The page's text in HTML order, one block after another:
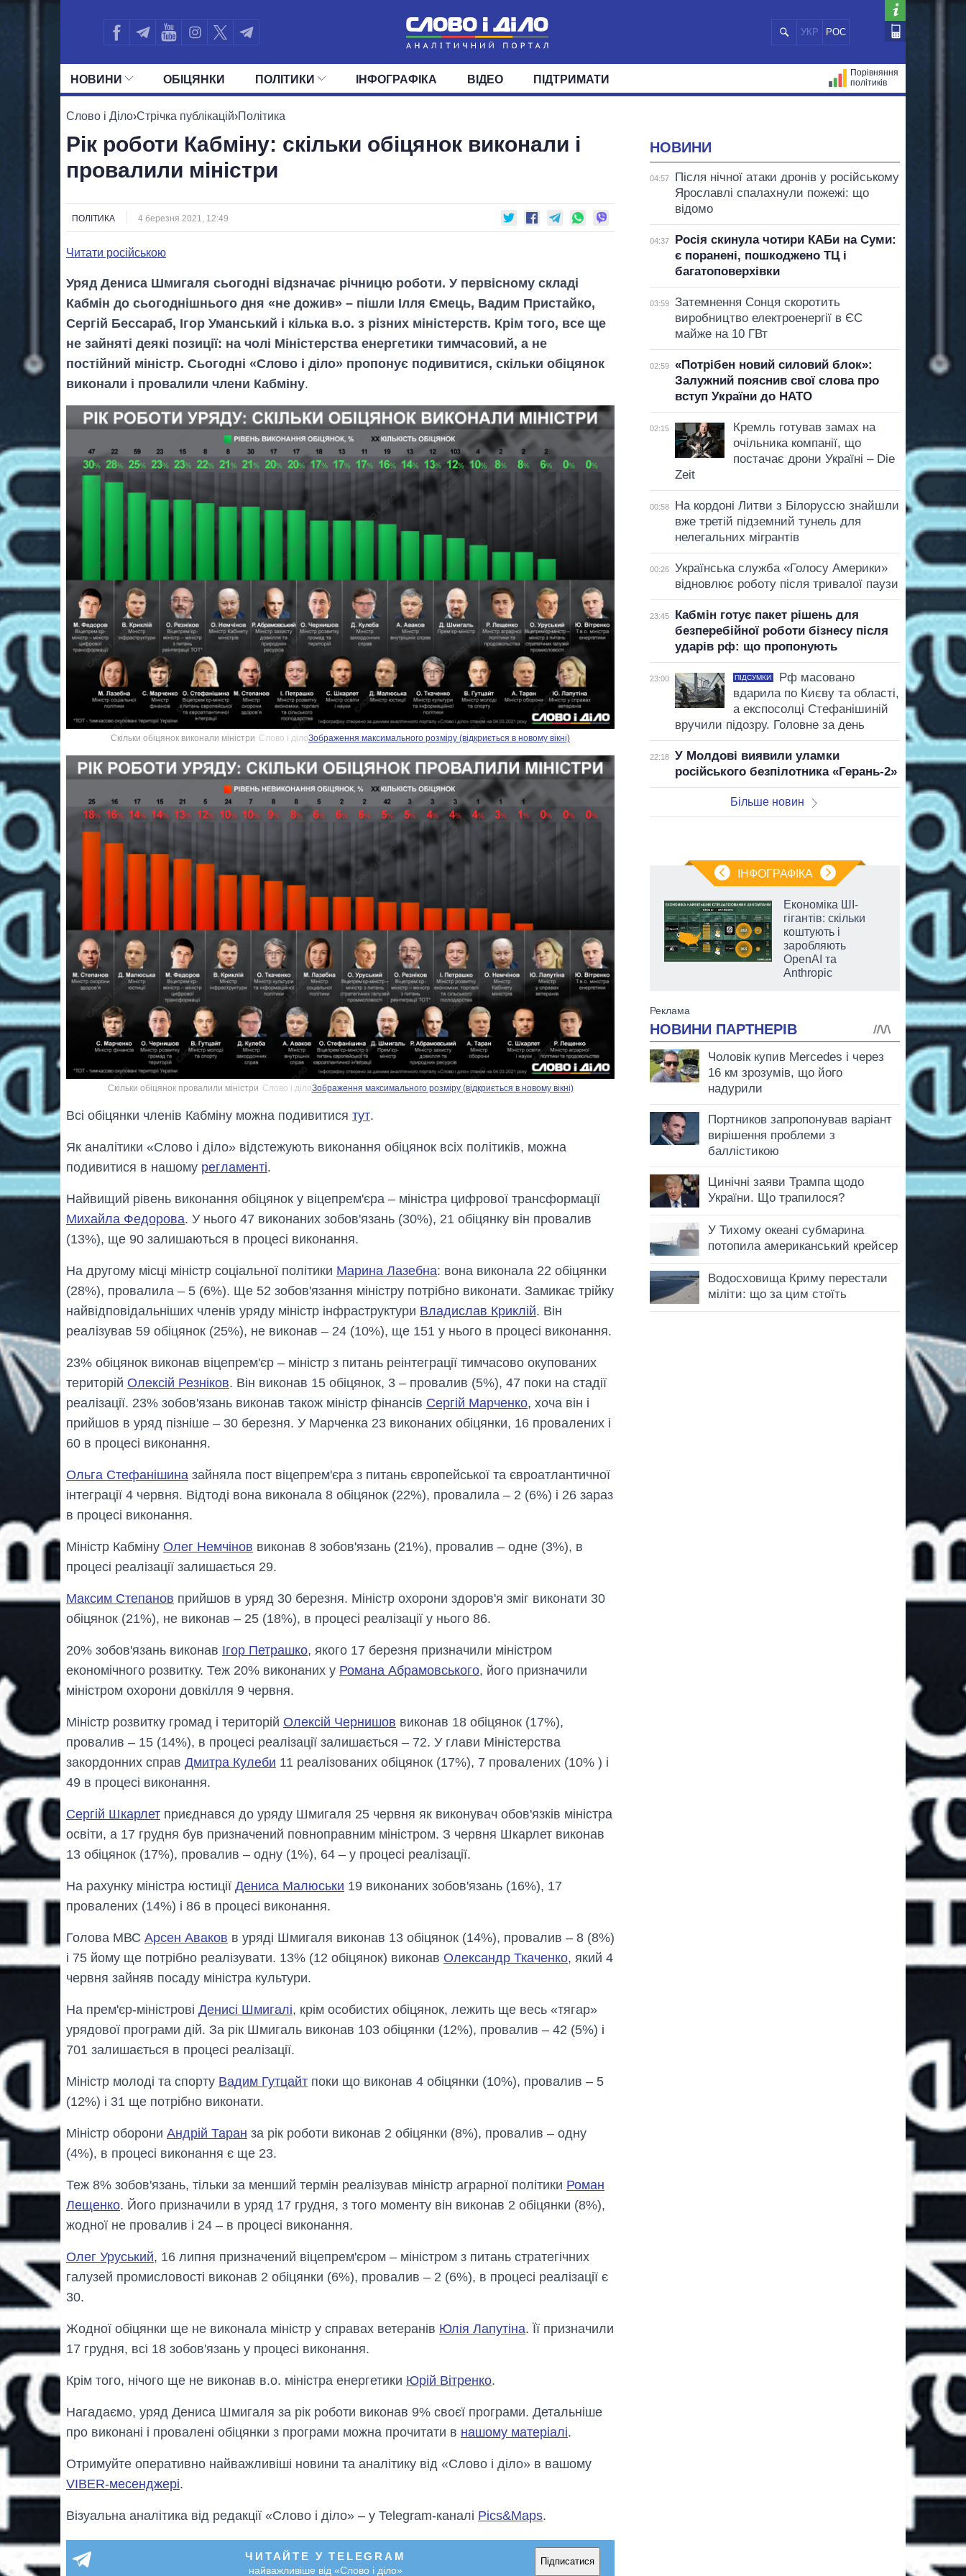
УКР РОС
НОВИНИ
ПОЛІТИКА ЕКОНОМІКА СУСПІЛЬСТВО
ОБIЦЯНКИ ПОЛIТИКИ
УСІ ПОЛІТИКИ ПРЕЗИДЕНТ І ОФІС
ДЕПУТАТИ КОМІТЕТИ ФРАКЦІЇ ОКРУГИ
ІНФОГРАФІКА ВІДЕО ПІДТРИМАТИ
Порівняння
політиків
Слово і Діло›Стрічка публікацій›Політика
Рік роботи Кабміну: скільки обіцянок виконали і
провалили міністри
ПОЛІТИКА 4 березня 2021, 12:49
Читати російською
Уряд Дениса Шмигаля сьогодні відзначає річницю роботи. У первісному складі
Кабмін до сьогоднішнього дня «не дожив» – пішли Ілля Ємець, Вадим Пристайко,
Сергій Бессараб, Ігор Уманський і кілька в.о. з різних міністерств. Крім того, все ще
не зайняті деякі позиції: на чолі Міністерства енергетики тимчасовий, а не
постійний міністр. Сьогодні «Слово і діло» пропонує подивитися, скільки обіцянок
виконали і провалили члени Кабміну.
Скільки обіцянок виконали міністри Слово і ділоЗображення максимального розміру (відкриється в новому вікні)
Скільки обіцянок провалили міністри Слово і ділоЗображення максимального розміру (відкриється в новому вікні)
Всі обіцянки членів Кабміну можна подивитися тут.
Як аналітики «Слово і діло» відстежують виконання обіцянок всіх політиків, можна
подивитися в нашому регламенті.
Найвищий рівень виконання обіцянок у віцепрем'єра – міністра цифрової трансформації
Михайла Федорова. У нього 47 виконаних зобов'язань (30%), 21 обіцянку він провалив
(13%), ще 90 залишаються в процесі виконання.
На другому місці міністр соціальної політики Марина Лазебна: вона виконала 22 обіцянки
(28%), провалила – 5 (6%). Ще 52 зобов'язання міністру потрібно виконати. Замикає трійку
найвідповідальніших членів уряду міністр інфраструктури Владислав Криклій. Він
реалізував 59 обіцянок (25%), не виконав – 24 (10%), ще 151 у нього в процесі виконання.
23% обіцянок виконав віцепрем'єр – міністр з питань реінтеграції тимчасово окупованих
територій Олексій Резніков. Він виконав 15 обіцянок, 3 – провалив (5%), 47 поки на стадії
реалізації. 23% зобов'язань виконав також міністр фінансів Сергій Марченко, хоча він і
прийшов в уряд пізніше – 30 березня. У Марченка 23 виконаних обіцянки, 16 провалених і
60 в процесі виконання.
Ольга Стефанішина зайняла пост віцепрем'єра з питань європейської та євроатлантичної
інтеграції 4 червня. Відтоді вона виконала 8 обіцянок (22%), провалила – 2 (6%) і 26 зараз
в процесі виконання.
Міністр Кабміну Олег Немчінов виконав 8 зобов'язань (21%), провалив – одне (3%), в
процесі реалізації залишається 29.
Максим Степанов прийшов в уряд 30 березня. Міністр охорони здоров'я зміг виконати 30
обіцянок (21%), не виконав – 25 (18%), в процесі реалізації у нього 86.
20% зобов'язань виконав Ігор Петрашко, якого 17 березня призначили міністром
економічного розвитку. Теж 20% виконаних у Романа Абрамовського, його призначили
міністром охорони довкілля 9 червня.
Міністр розвитку громад і територій Олексій Чернишов виконав 18 обіцянок (17%),
провалив – 15 (14%), в процесі реалізації залишається – 72. У глави Міністерства
закордонних справ Дмитра Кулеби 11 реалізованих обіцянок (17%), 7 провалених (10% ) і
49 в процесі виконання.
Сергій Шкарлет приєднався до уряду Шмигаля 25 червня як виконувач обов'язків міністра
освіти, а 17 грудня був призначений повноправним міністром. З червня Шкарлет виконав
13 обіцянок (17%), провалив – одну (1%), 64 – у процесі реалізації.
На рахунку міністра юстиції Дениса Малюськи 19 виконаних зобов'язань (16%), 17
провалених (14%) і 86 в процесі виконання.
Голова МВС Арсен Аваков в уряді Шмигаля виконав 13 обіцянок (14%), провалив – 8 (8%)
і 75 йому ще потрібно реалізувати. 13% (12 обіцянок) виконав Олександр Ткаченко, який 4
червня зайняв посаду міністра культури.
На прем'єр-міністрові Денисі Шмигалі, крім особистих обіцянок, лежить ще весь «тягар»
урядової програми дій. За рік Шмигаль виконав 103 обіцянки (12%), провалив – 42 (5%) і
701 залишається в процесі реалізації.
Міністр молоді та спорту Вадим Гутцайт поки що виконав 4 обіцянки (10%), провалив – 5
(12%) і 31 ще потрібно виконати.
Міністр оборони Андрій Таран за рік роботи виконав 2 обіцянки (8%), провалив – одну
(4%), в процесі виконання є ще 23.
Теж 8% зобов'язань, тільки за менший термін реалізував міністр аграрної політики Роман
Лещенко. Його призначили в уряд 17 грудня, з того моменту він виконав 2 обіцянки (8%),
жодної не провалив і 24 – в процесі виконання.
Олег Уруський, 16 липня призначений віцепрем'єром – міністром з питань стратегічних
галузей промисловості виконав 2 обіцянки (6%), провалив – 2 (6%), в процесі реалізації є
30.
Жодної обіцянки ще не виконала міністр у справах ветеранів Юлія Лапутіна. Її призначили
17 грудня, всі 18 зобов'язань у процесі виконання.
Крім того, нічого ще не виконав в.о. міністра енергетики Юрій Вітренко.
Нагадаємо, уряд Дениса Шмигаля за рік роботи виконав 9% своєї програми. Детальніше
про виконані і провалені обіцянки з програми можна прочитати в нашому матеріалі.
Отримуйте оперативно найважливіші новини та аналітику від «Слово і діло» в вашому
VIBER-месенджері.
Візуальна аналітика від редакції «Слово і діло» – у Telegram-каналі Pics&Maps.
ЧИТАЙТЕ У TELEGRAM
найважливіше від «Слово і діло»
Підписатися
НОВИНИ
04:57
Після нічної атаки дронів у російському
Ярославлі спалахнули пожежі: що
відомо
04:37
Росія скинула чотири КАБи на Суми:
є поранені, пошкоджено ТЦ і
багатоповерхівки
03:59
Затемнення Сонця скоротить
виробництво електроенергії в ЄС
майже на 10 ГВт
02:59
«Потрібен новий силовий блок»:
Залужний пояснив свої слова про
вступ України до НАТО
02:15
Кремль готував замах на
очільника компанії, що
постачає дрони Україні – Die
Zeit
00:58
На кордоні Литви з Білоруссю знайшли
вже третій підземний тунель для
нелегальних мігрантів
00:26
Українська служба «Голосу Америки»
відновлює роботу після тривалої паузи
23:45
Кабмін готує пакет рішень для
безперебійної роботи бізнесу після
ударів рф: що пропонують
23:00 ПІДСУМКИ
Рф масовано
вдарила по Києву та області,
а експосолці Стефанішиній
вручили підозру. Головне за день
22:18
У Молдові виявили уламки
російського безпілотника «Герань-2»
Більше новин
ІНФОГРАФІКА
Україні до і під час
великої війни
Економіка ШІ-
гігантів: скільки
коштують і
заробляють
OpenAI та
Anthropic